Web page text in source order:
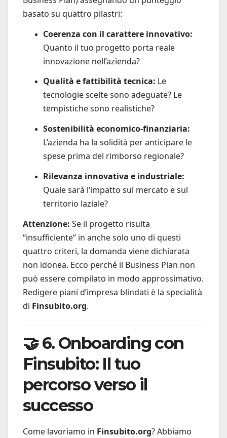
basato su quattro pilastri:
Coerenza con il carattere innovativo:
Quanto il tuo progetto porta reale
innovazione nell’azienda?
Qualità e fattibilità tecnica: Le
tecnologie scelte sono adeguate? Le
tempistiche sono realistiche?
Sostenibilità economico-finanziaria:
L’azienda ha la solidità per anticipare le
spese prima del rimborso regionale?
Rilevanza innovativa e industriale:
Quale sarà l’impatto sul mercato e sul
territorio laziale?
Attenzione: Se il progetto risulta
“insufficiente” in anche solo uno di questi
quattro criteri, la domanda viene dichiarata
non idonea. Ecco perché il Business Plan non
può essere compilato in modo approssimativo.
Redigere piani d’impresa blindati è la specialità
di Finsubito.org.
🤝 6. Onboarding con
Finsubito: Il tuo
percorso verso il
successo
Come lavoriamo in Finsubito.org? Abbiamo